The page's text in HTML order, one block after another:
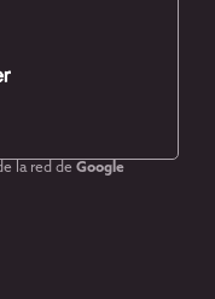
la red de Google